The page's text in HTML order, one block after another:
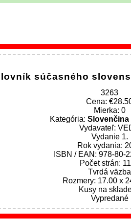
súčasného
3263
Cena:
Mierka: 0
Kategória: Slovenčina
Vydavateľ:
Vydanie 1.
Rok vydania:
ISBN / EAN: 978-80-
Počet strán:
Tvrdá väzba
Rozmery: 17.00 x
Kusy na
Vypredané